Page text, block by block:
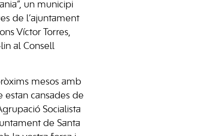
un municipi
de l’ajuntament
Víctor Torres,
al Consell
mesos amb
estan cansades de
Socialista
de Santa